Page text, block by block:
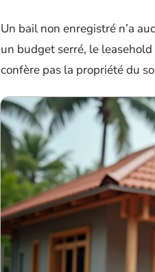
Un bail non enregistré n’a
un budget serré, le
confère pas la propriété du